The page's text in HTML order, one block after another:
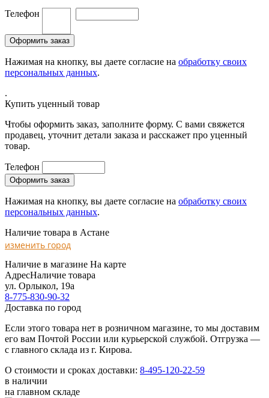
Телефон
Нажимая на кнопку, вы даете согласие на обработку своих
персональных данных.
.
Купить уценный товар
Чтобы оформить заказ, заполните форму. С вами свяжется
продавец, уточнит детали заказа и расскажет про уценный
товар.
Телефон
Нажимая на кнопку, вы даете согласие на обработку своих
персональных данных.
Наличие товара в Астане
изменить город
Наличие в магазине На карте
АдресНаличие товара
ул. Орлыкол, 19а
8-775-830-90-32
Доставка по город
Если этого товара нет в розничном магазине, то мы доставим
его вам Почтой России или курьерской службой. Отгрузка —
с главного склада из г. Кирова.
О стоимости и сроках доставки: 8-495-120-22-59
в наличии
на главном складе